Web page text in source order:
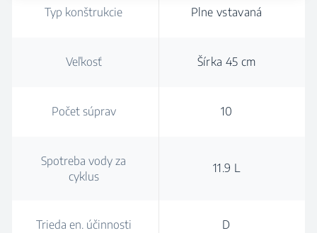
Typ konštrukcie Plne vstavaná
Veľkosť Šírka 45 cm
Počet súprav 10
Spotreba vody za
cyklus
11.9 L
Trieda en. účinnosti D